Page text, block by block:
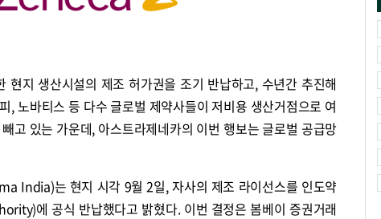
현지 생산시설의 제조 허가권을 조기 반납하고, 수년간 추진해
, 노바티스 등 다수 글로벌 제약사들이 저비용 생산거점으로 여
고 있는 가운데, 아스트라제네카의 이번 행보는 글로벌 공급망
India)는 현지 시각 9월 2일, 자사의 제조 라이선스를 인도약
에 공식 반납했다고 밝혔다. 이번 결정은 봄베이 증권거래